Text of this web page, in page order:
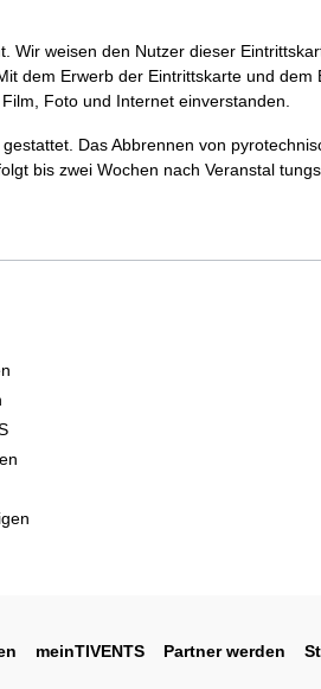
weisen den Nutzer dieser
dem Erwerb der Eintrittskarte und
Foto und Internet einverstanden.
Das Abbrennen von
bis zwei Wochen nach Veranstal
meinTIVENTS Partner werden